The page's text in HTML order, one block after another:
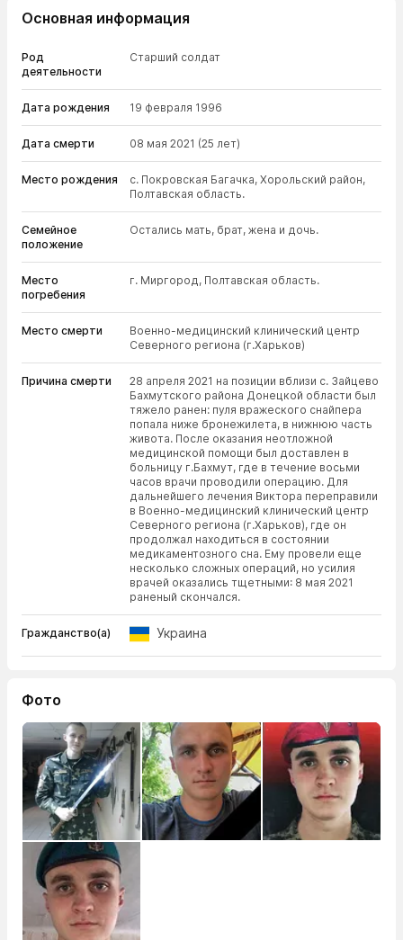
Основная информация
Род
деятельности
Cтарший солдат
Дата рождения 19 февраля 1996
Дата смерти 08 мая 2021 (25 лет)
Место рождения
с. Покровская Багачка, Хорольский район,
Полтавская область.
Семейное
положение
Остались мать, брат, жена и дочь.
Место
погребения
г. Миргород, Полтавская область.
Место смерти
Военно-медицинский клинический центр
Северного региона (г.Харьков)
Причина смерти
28 апреля 2021 на позиции вблизи с. Зайцево
Бахмутского района Донецкой области был
тяжело ранен: пуля вражеского снайпера
попала ниже бронежилета, в нижнюю часть
живота. После оказания неотложной
медицинской помощи был доставлен в
больницу г.Бахмут, где в течение восьми
часов врачи проводили операцию. Для
дальнейшего лечения Виктора переправили
в Военно-медицинский клинический центр
Северного региона (г.Харьков), где он
продолжал находиться в состоянии
медикаментозного сна. Ему провели еще
несколько сложных операций, но усилия
врачей оказались тщетными: 8 мая 2021
раненый скончался.
Гражданство(а) Украина
Фото